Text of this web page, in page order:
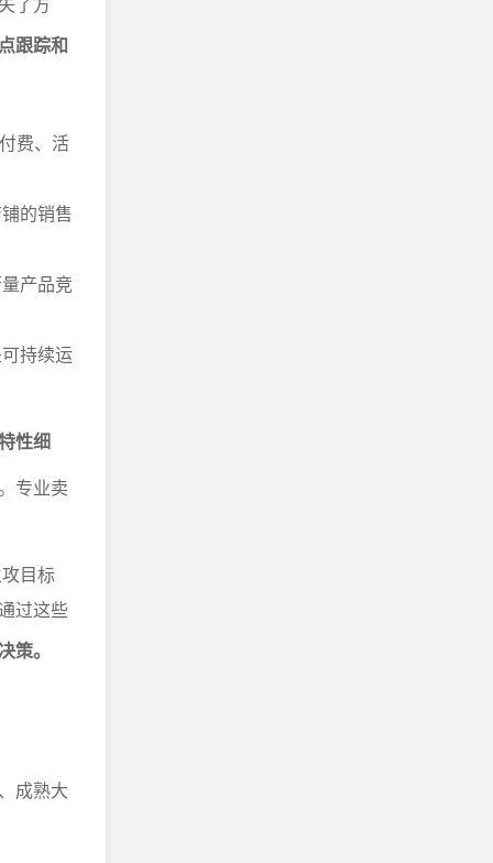
跟踪和
费、活
的销售
产品竞
持续运
性细
专业卖
目标
过这些
策。
成熟大